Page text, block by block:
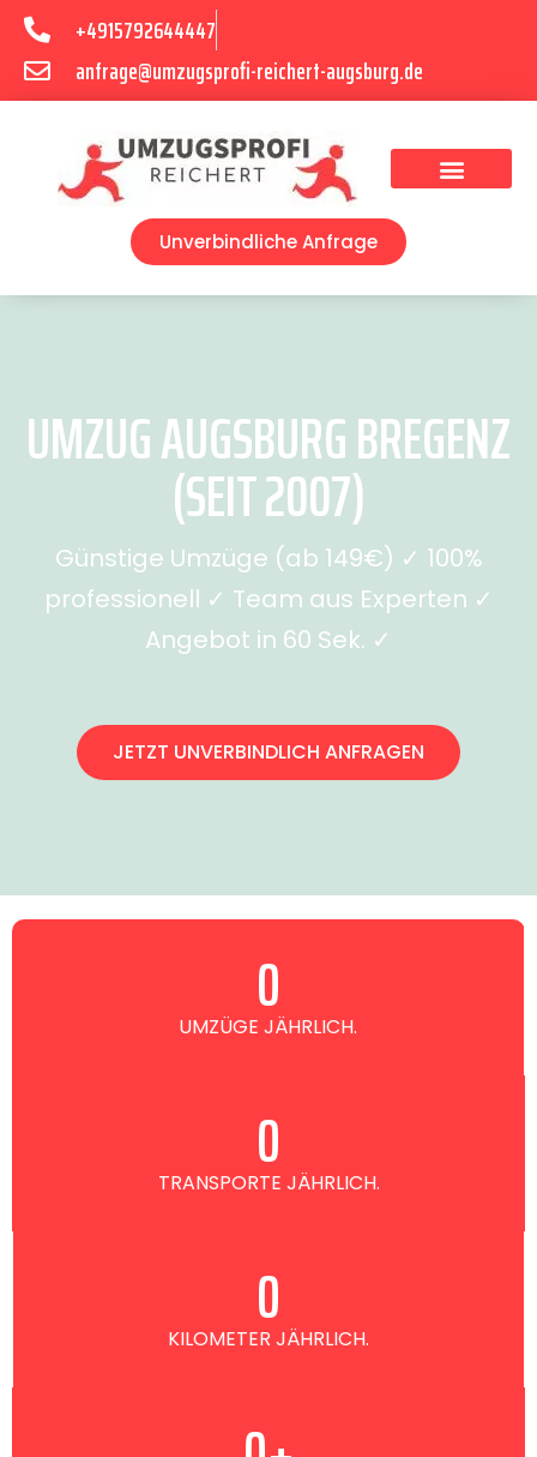
+4915792644447
anfrage@umzugsprofi-reichert-augsburg.de
Unverbindliche Anfrage
UMZUG AUGSBURG BREGENZ
(SEIT 2007)
Günstige Umzüge (ab 149€) ✓ 100%
professionell ✓ Team aus Experten ✓
Angebot in 60 Sek. ✓
JETZT UNVERBINDLICH ANFRAGEN
UMZÜGE JÄHRLICH.
0
TRANSPORTE JÄHRLICH.
0
KILOMETER JÄHRLICH.
0